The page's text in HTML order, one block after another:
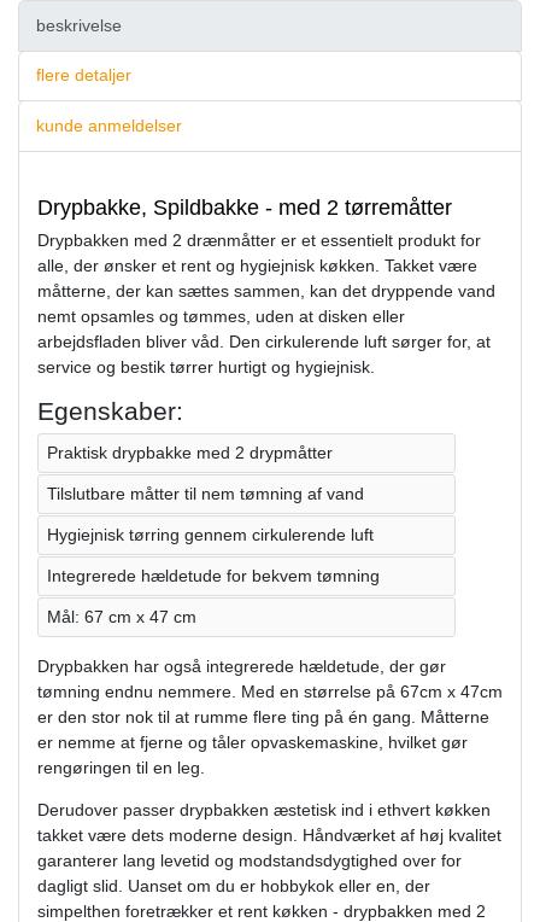
beskrivelse
flere detaljer
kunde anmeldelser
Drypbakke, Spildbakke - med 2 tørremåtter
Drypbakken med 2 drænmåtter er et essentielt produkt for
alle, der ønsker et rent og hygiejnisk køkken. Takket være
måtterne, der kan sættes sammen, kan det dryppende vand
nemt opsamles og tømmes, uden at disken eller
arbejdsfladen bliver våd. Den cirkulerende luft sørger for, at
service og bestik tørrer hurtigt og hygiejnisk.
Egenskaber:
Praktisk drypbakke med 2 drypmåtter
Tilslutbare måtter til nem tømning af vand
Hygiejnisk tørring gennem cirkulerende luft
Integrerede hældetude for bekvem tømning
Mål: 67 cm x 47 cm
Drypbakken har også integrerede hældetude, der gør
tømning endnu nemmere. Med en størrelse på 67cm x 47cm
er den stor nok til at rumme flere ting på én gang. Måtterne
er nemme at fjerne og tåler opvaskemaskine, hvilket gør
rengøringen til en leg.
Derudover passer drypbakken æstetisk ind i ethvert køkken
takket være dets moderne design. Håndværket af høj kvalitet
garanterer lang levetid og modstandsdygtighed over for
dagligt slid. Uanset om du er hobbykok eller en, der
simpelthen foretrækker et rent køkken - drypbakken med 2